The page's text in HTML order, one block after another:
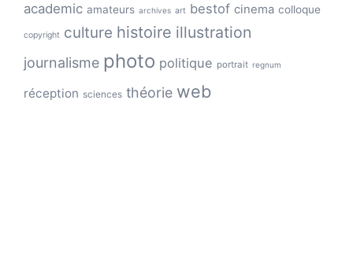
academic amateurs archives art bestof cinema colloque
copyright culture histoire illustration
journalisme photo politique portrait regnum
réception sciences théorie web